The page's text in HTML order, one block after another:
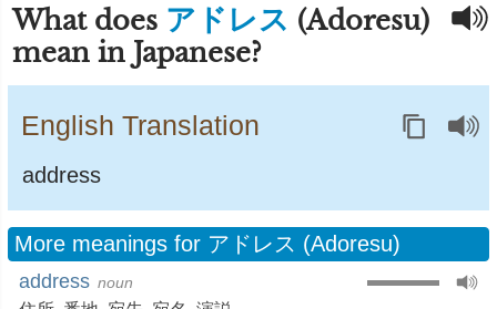
What does アドレス (Adoresu)
mean in Japanese?
English Translation
address
More meanings for アドレス (Adoresu)
address noun